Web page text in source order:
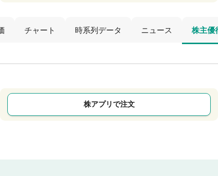
チャート 時系列データ ニュース 株主優
株アプリで注文